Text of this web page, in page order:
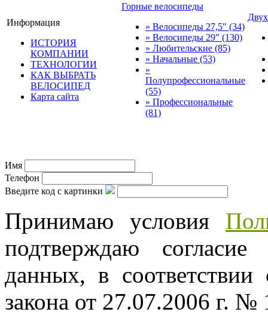
Информация
ИСТОРИЯ
КОМПАНИИ
ТЕХНОЛОГИИ
КАК ВЫБРАТЬ
ВЕЛОСИПЕД
Карта сайта
Горные велосипеды
» Велосипеды 27,5" (34)
» Велосипеды 29" (130)
» Любительские (85)
» Начальные (53)
»
Полупрофессиональные
(55)
» Профессиональные
(81)
Имя
Телефон
Введите код с картинки
Принимаю условия
подтверждаю
данных, в соответствии
закона от 27.07.2006 г.